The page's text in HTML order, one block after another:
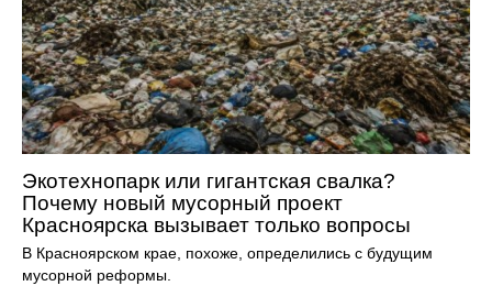
Экотехнопарк или гигантская свалка?
Почему новый мусорный проект
Красноярска вызывает только вопросы
В Красноярском крае, похоже, определились с будущим
мусорной реформы.